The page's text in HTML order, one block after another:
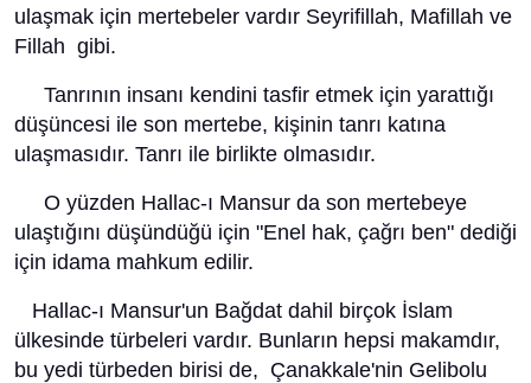
ulaşmak için mertebeler vardır Seyrifillah, Mafillah ve
Fillah gibi.
Tanrının insanı kendini tasfir etmek için yarattığı
düşüncesi ile son mertebe, kişinin tanrı katına
ulaşmasıdır. Tanrı ile birlikte olmasıdır.
O yüzden Hallac-ı Mansur da son mertebeye
ulaştığını düşündüğü için "Enel hak, çağrı ben" dediği
için idama mahkum edilir.
Hallac-ı Mansur'un Bağdat dahil birçok İslam
ülkesinde türbeleri vardır. Bunların hepsi makamdır,
bu yedi türbeden birisi de, Çanakkale'nin Gelibolu